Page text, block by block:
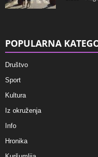
POPULARNA
Društvo
Sport
Kultura
Iz okruženja
Info
Hronika